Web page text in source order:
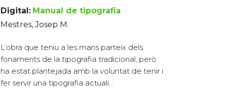
Digital: Manual de tipografia
Mestres, Josep M.
L’obra que teniu a les mans parteix dels
fonaments de la tipografia tradicional, però
ha estat plantejada amb la voluntat de tenir i
fer servir una tipografia actuali...